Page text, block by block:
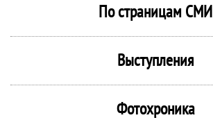
По страницам СМИ
Выступления
Фотохроника